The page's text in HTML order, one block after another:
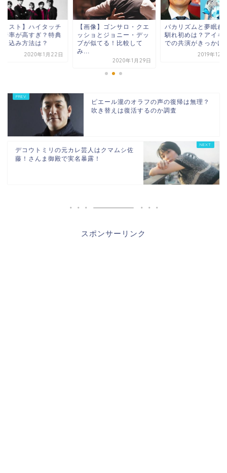
像】ゴンサロ・クエ
ョとジョニー・デッ
似てる！比較して
バカリズムと夢眠ねむの
馴れ初めは？アイキャラ
での共演がきっかけ！
【スノスト】ハイタ
会の倍率が高すぎ？
と申し込み方法は？
2020年1
ピエール瀧のオラフの声の復帰は無理？
吹き替えは復活するのか調査
デコウトミリの元カレ芸人はクマムシ佐
藤！さんま御殿で実名暴露！
スポンサーリンク